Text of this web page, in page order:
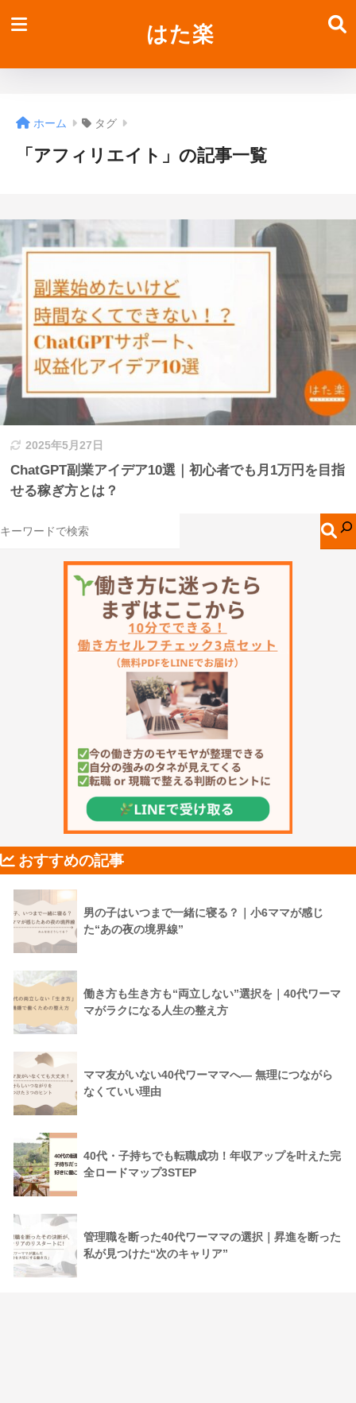
はた楽
ホーム タグ
「アフィリエイト」の記事一覧
2025年5月27日
ChatGPT副業アイデア10選｜初心者でも月1万円を目指
せる稼ぎ方とは？
おすすめの記事
男の子はいつまで一緒に寝る？｜小6ママが感じ
た“あの夜の境界線”
働き方も生き方も“両立しない”選択を｜40代ワーマ
マがラクになる人生の整え方
ママ友がいない40代ワーママへ― 無理につながら
なくていい理由
40代・子持ちでも転職成功！年収アップを叶えた完
全ロードマップ3STEP
管理職を断った40代ワーママの選択｜昇進を断った
私が見つけた“次のキャリア”